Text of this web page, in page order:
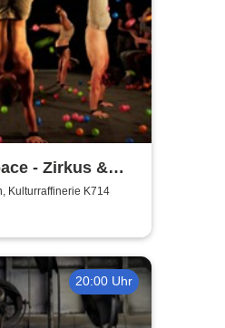
- Zirkus &
Kulturraffinerie K714
20:00 Uhr